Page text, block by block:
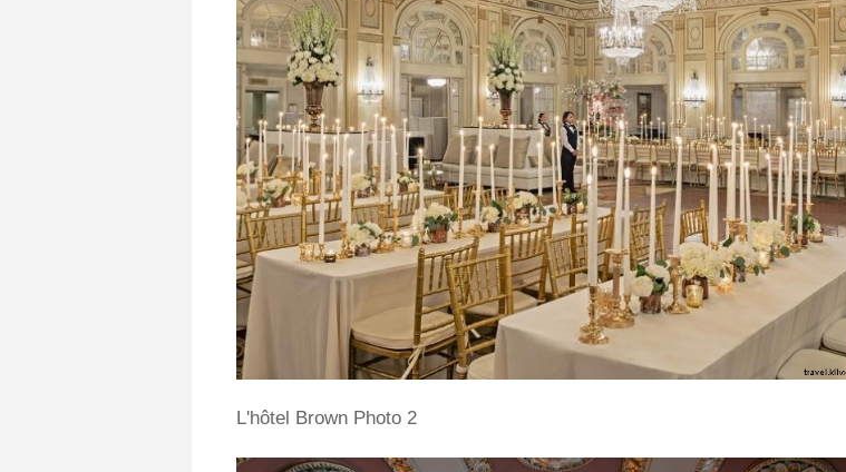
L'hôtel Brown Photo 2